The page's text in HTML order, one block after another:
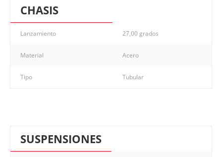
CHASIS
Lanzamiento 27,00 grados
Material Acero
Tipo Tubular
SUSPENSIONES